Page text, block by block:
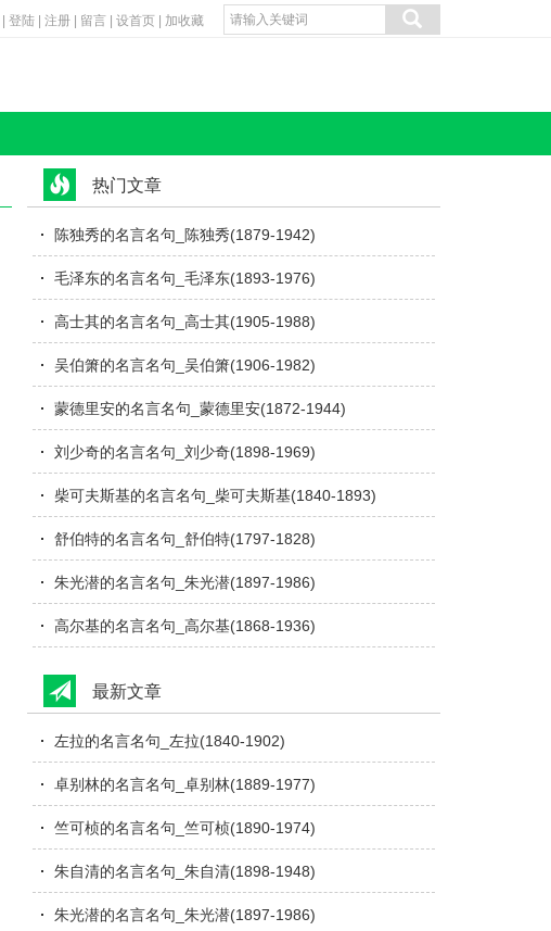
登陆 注册 留言 设首页 加收藏
热门文章
陈独秀的名言名句_陈独秀(1879-1942)
毛泽东的名言名句_毛泽东(1893-1976)
高士其的名言名句_高士其(1905-1988)
吴伯箫的名言名句_吴伯箫(1906-1982)
蒙德里安的名言名句_蒙德里安(1872-1944)
刘少奇的名言名句_刘少奇(1898-1969)
柴可夫斯基的名言名句_柴可夫斯基(1840-1893)
舒伯特的名言名句_舒伯特(1797-1828)
朱光潜的名言名句_朱光潜(1897-1986)
高尔基的名言名句_高尔基(1868-1936)
最新文章
左拉的名言名句_左拉(1840-1902)
卓别林的名言名句_卓别林(1889-1977)
竺可桢的名言名句_竺可桢(1890-1974)
朱自清的名言名句_朱自清(1898-1948)
朱光潜的名言名句_朱光潜(1897-1986)